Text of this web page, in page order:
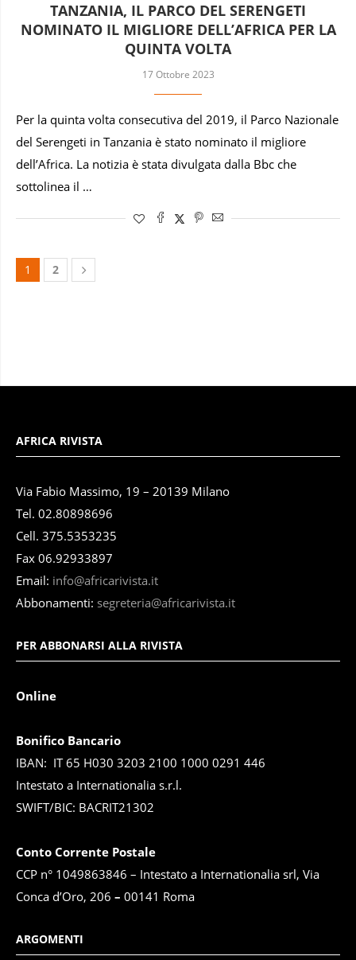
TANZANIA, IL PARCO DEL SERENGETI
NOMINATO IL MIGLIORE DELL’AFRICA PER LA
QUINTA VOLTA
17 Ottobre 2023
Per la quinta volta consecutiva del 2019, il Parco Nazionale
del Serengeti in Tanzania è stato nominato il migliore
dell’Africa. La notizia è stata divulgata dalla Bbc che
sottolinea il …
1 2
AFRICA RIVISTA
Via Fabio Massimo, 19 – 20139 Milano
Tel. 02.80898696
Cell. 375.5353235
Fax 06.92933897
Email: info@africarivista.it
Abbonamenti: segreteria@africarivista.it
PER ABBONARSI ALLA RIVISTA
Online
Bonifico Bancario
IBAN: IT 65 H030 3203 2100 1000 0291 446
Intestato a Internationalia s.r.l.
SWIFT/BIC: BACRIT21302
Conto Corrente Postale
CCP n° 1049863846 – Intestato a Internationalia srl, Via
Conca d’Oro, 206 – 00141 Roma
ARGOMENTI